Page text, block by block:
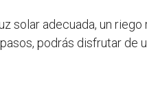
solar adecuada, un riego
podrás disfrutar de